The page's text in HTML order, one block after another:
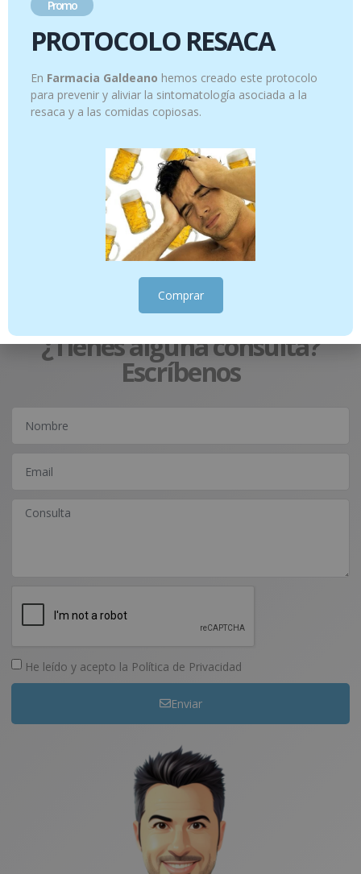
Añadir al carrito
FLUOR KIN JUNIOR GEL FRESA 75M
GINGIKIN PLUS ENJUAGUE 500 ML
12.95€
Añadir al carrito
¿Tienes alguna consulta?
Escríbenos
He leído y acepto la Política de Privacidad
Enviar
Promo
PROTOCOLO RESACA
En Farmacia Galdeano hemos creado este protocolo
para prevenir y aliviar la sintomatología asociada a la
resaca y a las comidas copiosas.
Comprar